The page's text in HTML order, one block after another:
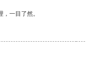
一目了然。